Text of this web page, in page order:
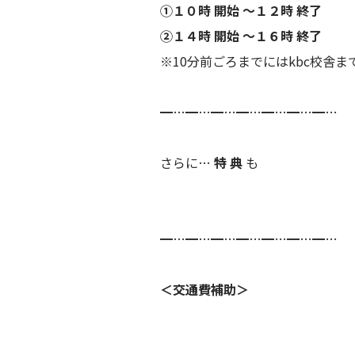
①１０時 開始 ～１２時 終了
②１４時 開始 ～１６時 終了
※10分前ごろまでにはkbc校舎ま
━…━…━…━…━…━…━…
さらに… 特 典 も
━…━…━…━…━…━…━…
＜交通費補助＞